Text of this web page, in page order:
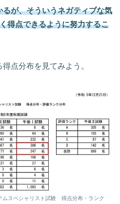
が、そういうネガティブな気
得点できるように努力するこ
点分布を見てみよう。
ムスペシャリスト試験 得点分布・ランク